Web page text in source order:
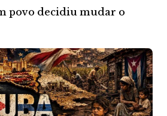
povo decidiu mudar o